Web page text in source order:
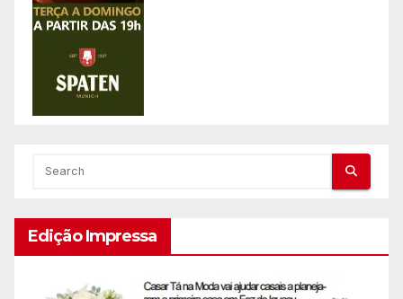
Edição Impressa